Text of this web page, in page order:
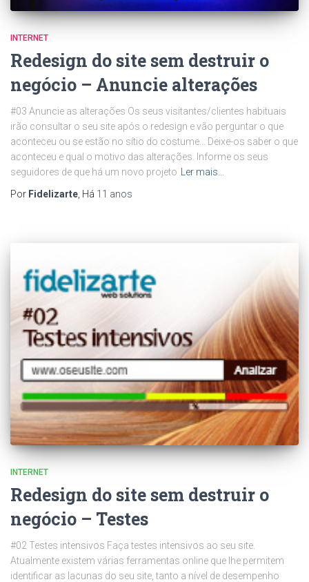
INTERNET
Redesign do site sem destruir o
negócio – Anuncie alterações
#03 Anuncie as alterações Os seus visitantes/clientes habituais
irão consultar o seu site após o redesign e vão perguntar o que
aconteceu ou se estão no sítio do costume… Deixe-os saber o que
aconteceu e qual o motivo das alterações. Informe os seus
seguidores de que há um novo projeto
Ler mais…
Por Fidelizarte , Há 11 anos
INTERNET
Redesign do site sem destruir o
negócio – Testes
#02 Testes intensivos Faça testes intensivos ao seu site.
Atualmente existem várias ferramentas online que lhe permitem
identificar as lacunas do seu site, tanto a nível de desempenho